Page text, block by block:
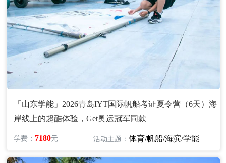
「山东学能」2026青岛IYT国际帆船考证夏令营（6天）海
岸线上的超酷体验，Get奥运冠军同款
学费： 7180元 活动主题：体育/帆船/海滨/学能